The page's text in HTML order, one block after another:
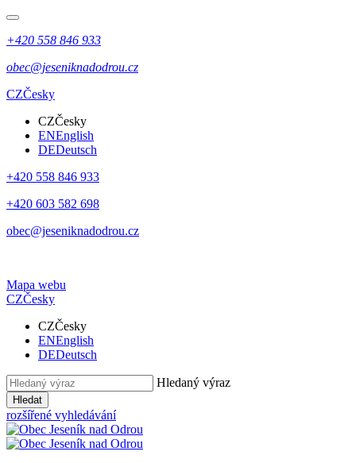
+420 558 846 933
obec@jeseniknadodrou.cz
CZČesky
CZČesky
ENEnglish
DEDeutsch
+420 558 846 933
+420 603 582 698
obec@jeseniknadodrou.cz
Mapa webu
CZČesky
CZČesky
ENEnglish
DEDeutsch
Hledaný výraz
Hledat
rozšířené vyhledávání